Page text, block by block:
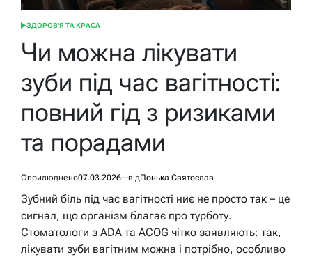
ОПУБЛІКУВАТИ
ЗДОРОВ'Я ТА КРАСА
Чи можна лікувати
зуби під час вагітності:
повний гід з ризиками
та порадами
Оприлюднено07.03.2026 відПонька Святослав
Зубний біль під час вагітності ниє не просто так – це
сигнал, що організм благає про турботу.
Стоматологи з ADA та ACOG чітко заявляють: так,
лікувати зуби вагітним можна і потрібно, особливо